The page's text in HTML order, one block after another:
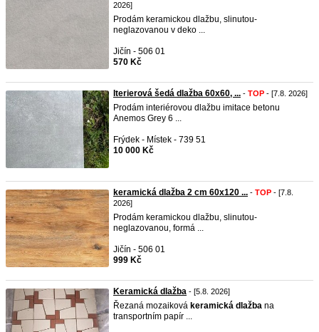
2026]
Prodám keramickou dlažbu, slinutou-
neglazovanou v deko ...
Jičín - 506 01
570 Kč
Iterierová šedá dlažba 60x60, ... - TOP - [7.8. 2026]
Prodám interiérovou dlažbu imitace betonu
Anemos Grey 6 ...
Frýdek - Místek - 739 51
10 000 Kč
keramická dlažba 2 cm 60x120 ... - TOP - [7.8.
2026]
Prodám keramickou dlažbu, slinutou-
neglazovanou, formá ...
Jičín - 506 01
999 Kč
Keramická dlažba - [5.8. 2026]
Řezaná mozaiková keramická dlažba na
transportním papír ...